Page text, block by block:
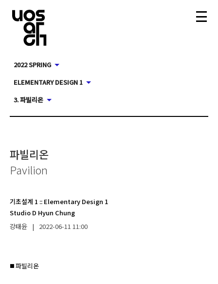
2022 SPRING
ELEMENTARY DESIGN 1
3. 파빌리온
파빌리온
Pavilion
기초설계 1 :: Elementary Design 1
Studio D Hyun Chung
강태윤 | 2022-06-11 11:00
◼️ 파빌리온